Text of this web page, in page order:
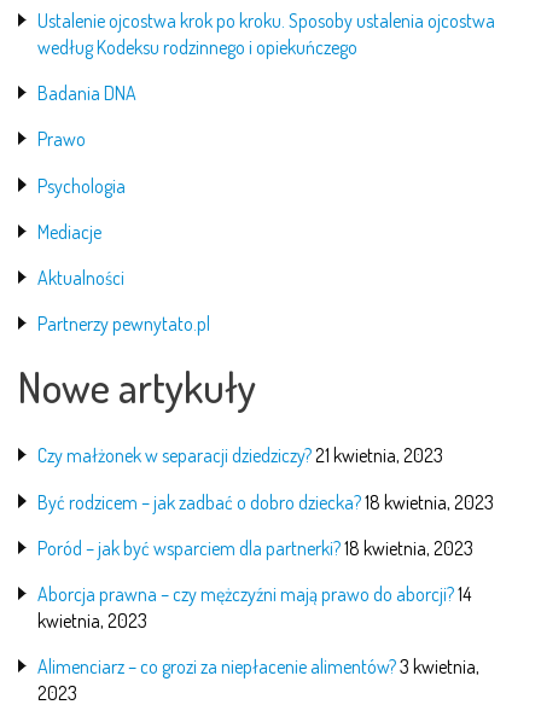
Ustalenie ojcostwa krok po kroku. Sposoby ustalenia ojcostwa
według Kodeksu rodzinnego i opiekuńczego
Badania DNA
Prawo
Psychologia
Mediacje
Aktualności
Partnerzy pewnytato.pl
Nowe artykuły
Czy małżonek w separacji dziedziczy?21 kwietnia, 2023
Być rodzicem – jak zadbać o dobro dziecka?18 kwietnia, 2023
Poród – jak być wsparciem dla partnerki?18 kwietnia, 2023
Aborcja prawna – czy mężczyźni mają prawo do aborcji?14
kwietnia, 2023
Alimenciarz – co grozi za niepłacenie alimentów?3 kwietnia,
2023